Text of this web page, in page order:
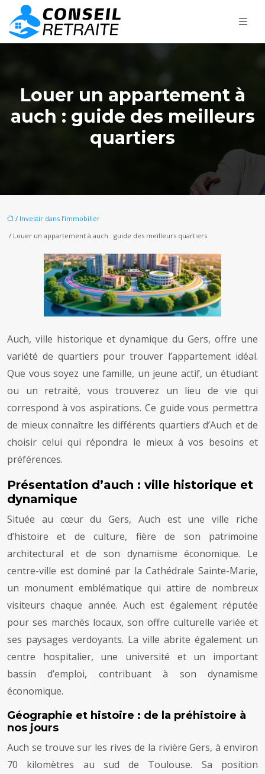
Louer un appartement à
auch : guide des meilleurs
quartiers
/ Investir dans l’immobilier
/ Louer un appartement à auch : guide des meilleurs quartiers
Auch, ville historique et dynamique du Gers, offre une
variété de quartiers pour trouver l’appartement idéal.
Que vous soyez une famille, un jeune actif, un étudiant
ou un retraité, vous trouverez un lieu de vie qui
correspond à vos aspirations. Ce guide vous permettra
de mieux connaître les différents quartiers d’Auch et de
choisir celui qui répondra le mieux à vos besoins et
préférences.
Présentation d’auch : ville historique et
dynamique
Située au cœur du Gers, Auch est une ville riche
d’histoire et de culture, fière de son patrimoine
architectural et de son dynamisme économique. Le
centre-ville est dominé par la Cathédrale Sainte-Marie,
un monument emblématique qui attire de nombreux
visiteurs chaque année. Auch est également réputée
pour ses marchés locaux, son offre culturelle variée et
ses paysages verdoyants. La ville abrite également un
centre hospitalier, une université et un important
bassin d’emploi, contribuant à son dynamisme
économique.
Géographie et histoire : de la préhistoire à
nos jours
Auch se trouve sur les rives de la rivière Gers, à environ
70 kilomètres au sud de Toulouse. Sa position